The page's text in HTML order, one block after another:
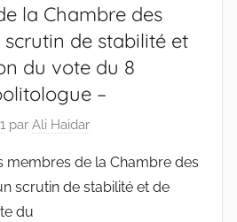
la Chambre des
scrutin de stabilité et
du vote du 8
–
par Ali Haidar
membres de la Chambre des
scrutin de stabilité et de
du